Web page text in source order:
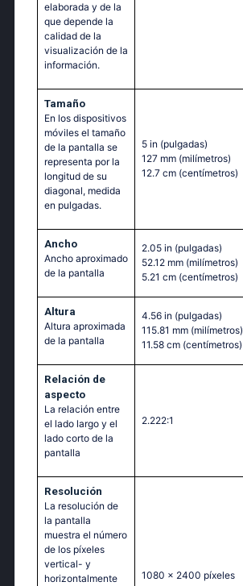
elaborada y de la
que depende la
calidad de la
visualización de la
información.
Tamaño
En los dispositivos
móviles el tamaño
de la pantalla se
representa por la
longitud de su
diagonal, medida
en pulgadas.
5 in (pulgadas)
127 mm (milímetros)
12.7 cm (centímetros)
Ancho
Ancho aproximado
de la pantalla
2.05 in (pulgadas)
52.12 mm (milímetros)
5.21 cm (centímetros)
Altura
Altura aproximada
de la pantalla
4.56 in (pulgadas)
115.81 mm (milímetros)
11.58 cm (centímetros)
Relación de
aspecto
La relación entre
el lado largo y el
lado corto de la
pantalla
2.222:1
Resolución
La resolución de
la pantalla
muestra el número
de los píxeles
vertical- y
horizontalmente
1080 x 2400 píxeles